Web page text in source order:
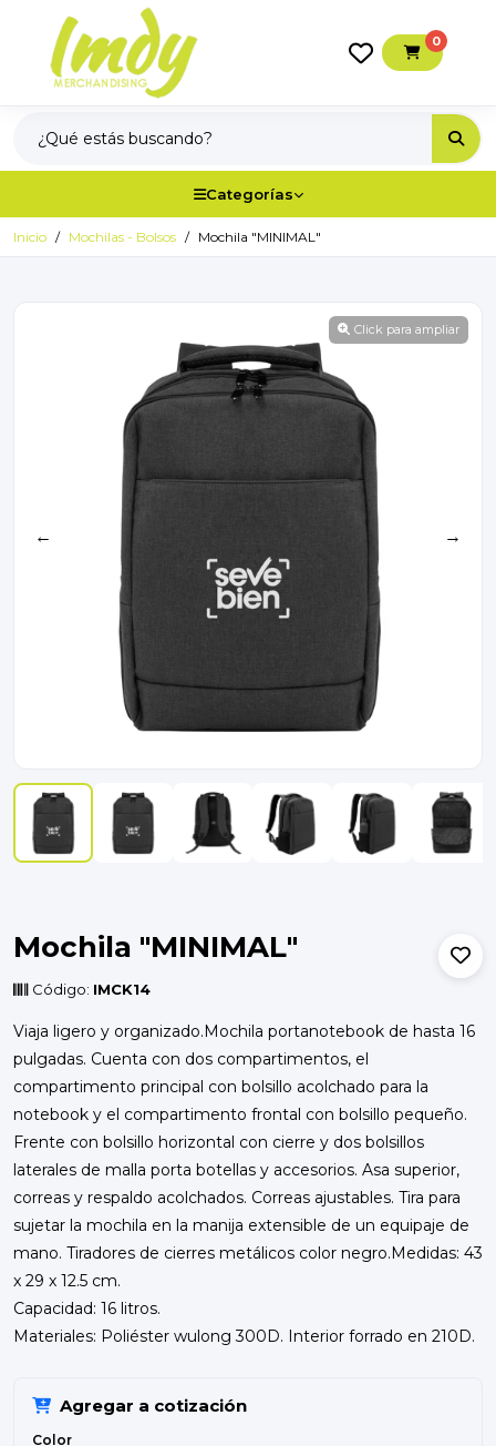
0
Categorías
Inicio Mochilas - Bolsos Mochila "MINIMAL"
Click para ampliar
← →
Mochila "MINIMAL"
Código: IMCK14
Viaja ligero y organizado.Mochila portanotebook de hasta 16
pulgadas. Cuenta con dos compartimentos, el
compartimento principal con bolsillo acolchado para la
notebook y el compartimento frontal con bolsillo pequeño.
Frente con bolsillo horizontal con cierre y dos bolsillos
laterales de malla porta botellas y accesorios. Asa superior,
correas y respaldo acolchados. Correas ajustables. Tira para
sujetar la mochila en la manija extensible de un equipaje de
mano. Tiradores de cierres metálicos color negro.Medidas: 43
x 29 x 12.5 cm.
Capacidad: 16 litros.
Materiales: Poliéster wulong 300D. Interior forrado en 210D.
Agregar a cotización
Color